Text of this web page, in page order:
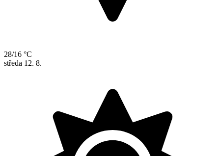
28/16 °C
středa 12. 8.